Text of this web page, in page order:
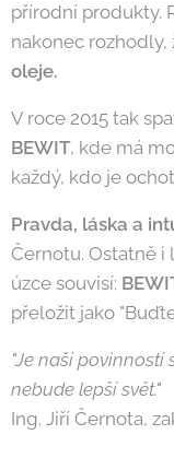
přírodní produkty.
nakonec
oleje.
V roce 2015 tak
BEWIT, kde má
každý, kdo je
Pravda, láska a
Černotu. Ostatně i
úzce souvisí:
přeložit jako
"Je naší povinností
nebude lepší svět."
Ing. Jiří Černota,